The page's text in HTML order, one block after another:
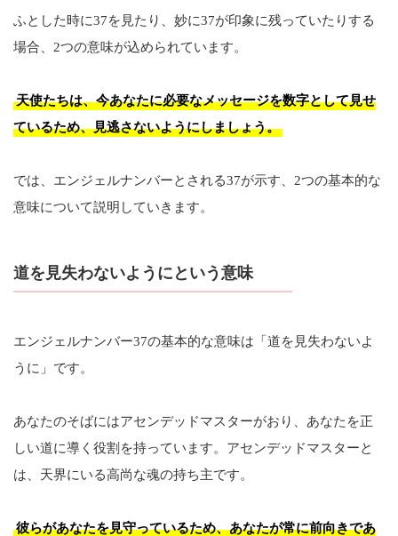
ふとした時に37を見たり、妙に37が印象に残っていたりする
場合、2つの意味が込められています。
天使たちは、今あなたに必要なメッセージを数字として見せ
ているため、見逃さないようにしましょう。
では、エンジェルナンバーとされる37が示す、2つの基本的な
意味について説明していきます。
道を見失わないようにという意味
エンジェルナンバー37の基本的な意味は「道を見失わないよ
うに」です。
あなたのそばにはアセンデッドマスターがおり、あなたを正
しい道に導く役割を持っています。アセンデッドマスターと
は、天界にいる高尚な魂の持ち主です。
彼らがあなたを見守っているため、あなたが常に前向きであ